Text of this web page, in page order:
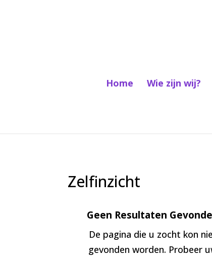
Home Wie zijn wij?
Zelfinzicht
Geen Resultaten
De pagina die u zocht kon
gevonden worden. Probeer